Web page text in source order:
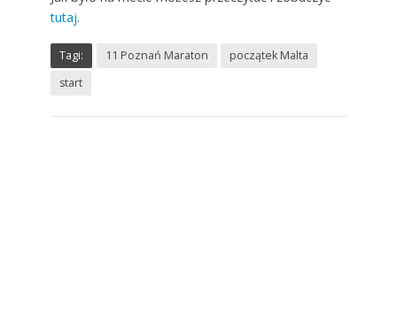
tutaj.
Tagi: 11 Poznań Maraton
początek Malta
start